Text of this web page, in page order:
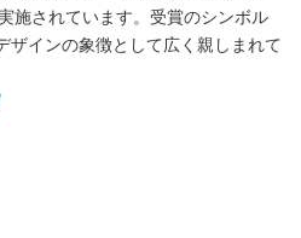
施されています。受賞のシンボル
ザインの象徴として広く親しまれて